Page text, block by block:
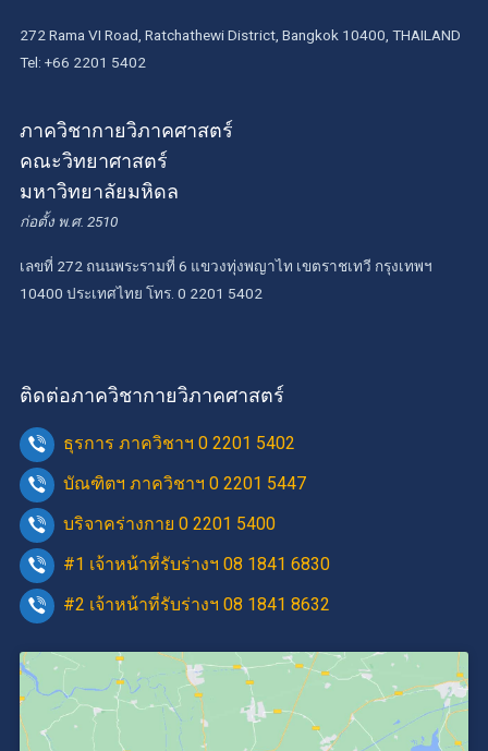
272 Rama VI Road, Ratchathewi District, Bangkok 10400, THAILAND
Tel: +66 2201 5402
ภาควิชากายวิภาคศาสตร์
คณะวิทยาศาสตร์
มหาวิทยาลัยมหิดล
ก่อตั้ง พ.ศ. 2510
เลขที่ 272 ถนนพระรามที่ 6 แขวงทุ่งพญาไท เขตราชเทวี กรุงเทพฯ
10400 ประเทศไทย โทร. 0 2201 5402
ติดต่อภาควิชากายวิภาคศาสตร์
ธุรการ ภาควิชาฯ 0 2201 5402
บัณฑิตฯ ภาควิชาฯ 0 2201 5447
บริจาคร่างกาย 0 2201 5400
#1 เจ้าหน้าที่รับร่างฯ 08 1841 6830
#2 เจ้าหน้าที่รับร่างฯ 08 1841 8632